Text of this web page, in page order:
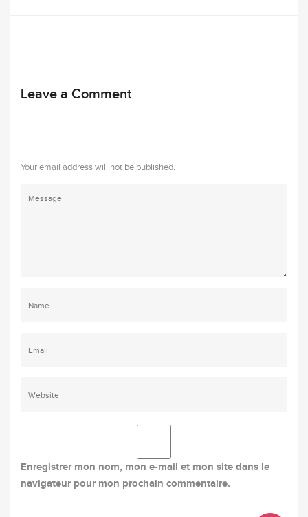
Leave a Comment
Your email address will not be published.
Enregistrer mon nom, mon e-mail et mon site dans le
navigateur pour mon prochain commentaire.